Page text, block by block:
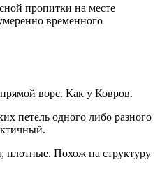
пропитки на месте
временного
ворс. Как у Ковров.
петель одного либо разного
плотные. Похож на структуру